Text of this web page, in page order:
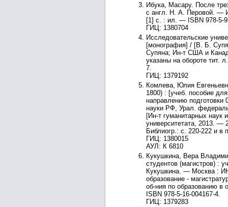
Ибука, Масару. После
с англ. Н. А. Перовой. —
[1] с. : ил. — ISBN 978-5-
ГИЦ: 1380704
Исследовательские
[монография] / [В. Б.
Супяна; Ин-т США и
указаны на обороте тит.
7.
ГИЦ: 1379192
Комлева, Юлия
1800) : [учеб. пособие
направлению
науки РФ, Урал.
[Ин-т гуманитарных наук
университетата, 2013.
Библиогр.: с. 220-222 и в
ГИЦ: 1380015
АУЛ: К 6810
Кукушкина, Вера
студентов (магистров) :
Кукушкина. — Москва :
образование -
об-ния по образованию
ISBN 978-5-16-004167-4.
ГИЦ: 1379283